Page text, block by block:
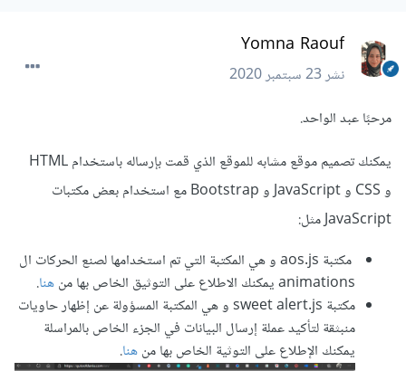
Yomna Raouf
نشر23 سبتمبر 2020
مرحبًا عبد الواحد.
يمكنك تصميم موقع مشابه للموقع الذي قمت بإرساله باستخدام HTML
و CSS و JavaScript و Bootstrap مع استخدام بعض مكتبات
JavaScript مثل:
مكتبة aos.js و هي المكتبة التي تم استخدامها لصنع الحركات ال
animations يمكنك الاطلاع على التوثيق الخاص بها من
هنا.
مكتبة sweet alert.js و هي المكتبة المسؤولة عن إظهار حاويات
منبثقة لتأكيد عملة إرسال البيانات في الجزء الخاص بالمراسلة
يمكنك الإطلاع على التوثية الخاص بها منهنا.